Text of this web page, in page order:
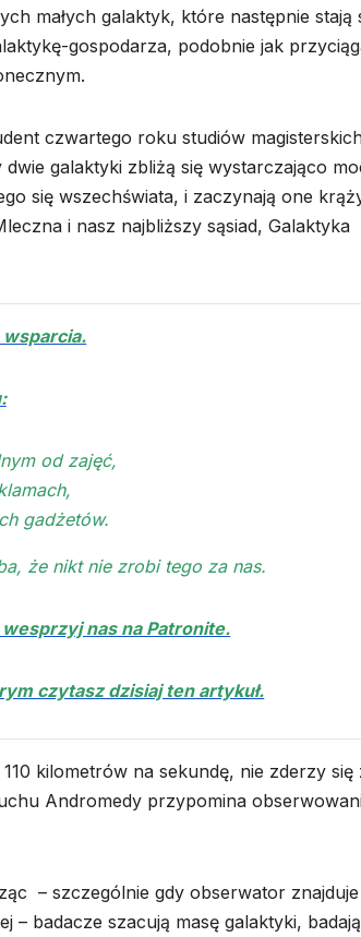
małych galaktyk, które następnie stają
gospodarza, podobnie jak
czwartego roku studiów
galaktyki zbliżą się wystarczająco
się wszechświata, i zaczynają one
i nasz najbliższy sąsiad, Galaktyka
od zajęć,
gadżetów.
że nikt nie zrobi tego za nas.
nas na Patronite.
czytasz dzisiaj ten artykuł.
kilometrów na sekundę, nie zderzy się
Andromedy przypomina
– szczególnie gdy obserwator znajduje
badacze szacują masę galaktyki,